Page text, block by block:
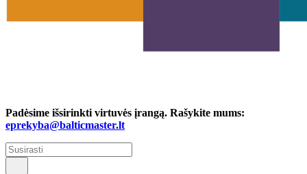
Padėsime išsirinkti virtuvės įrangą. Rašykite mums:
eprekyba@balticmaster.lt